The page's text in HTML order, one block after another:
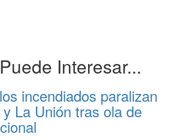
Interesar...
incendiados paralizan
La Unión tras ola de